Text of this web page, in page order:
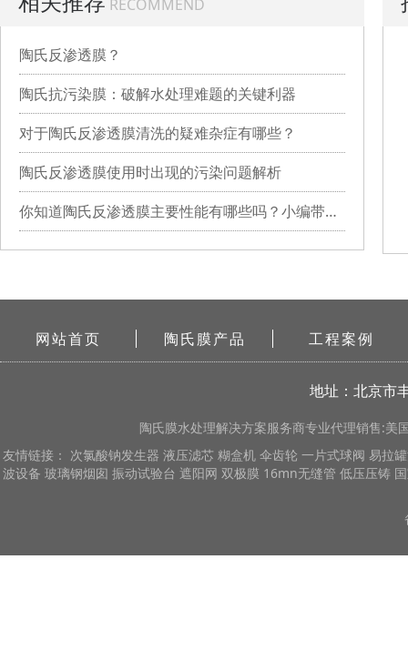
RECOMMEND
陶氏反渗透膜？
陶氏抗污染膜：破解水处理难题的关键利器
对于陶氏反渗透膜清洗的疑难杂症有哪些？
陶氏反渗透膜使用时出现的污染问题解析
你知道陶氏反渗透膜主要性能有哪些吗？小编带你详细了解
网站首页 陶氏膜产品 工程案例
地址：北京市
陶氏膜水处理解决方案服务商专业代理销售:美
友情链接： 次氯酸钠发生器 液压滤芯 糊盒机 伞齿轮 一片式球阀 易拉
波设备 玻璃钢烟囱 振动试验台 遮阳网 双极膜 16mn无缝管 低压压铸